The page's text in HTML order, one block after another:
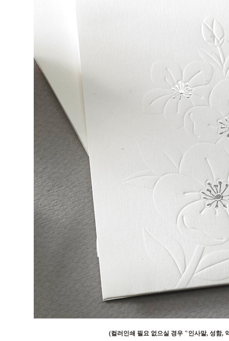
(컬러인쇄 필요 없으실 경우 "인사말, 성함,